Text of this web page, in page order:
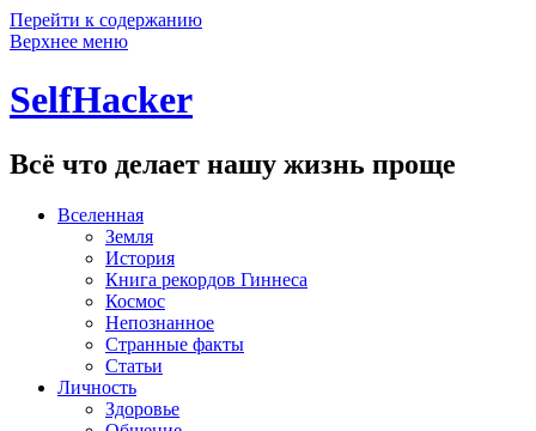
Перейти к содержанию
Верхнее меню
SelfHacker
Всё что делает нашу жизнь проще
Вселенная
Земля
История
Книга рекордов Гиннеса
Космос
Непознанное
Странные факты
Статьи
Личность
Здоровье